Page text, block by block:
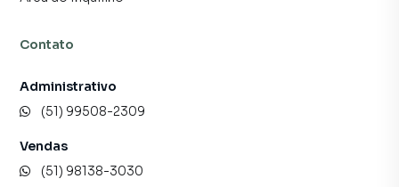
Contato
Administrativo
(51) 99508-2309
Vendas
(51) 98138-3030